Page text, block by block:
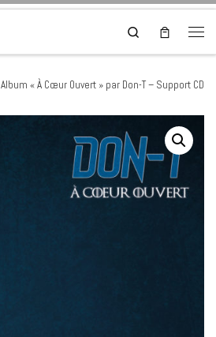
Search
Album « À Cœur Ouvert » par Don-T – Support CD